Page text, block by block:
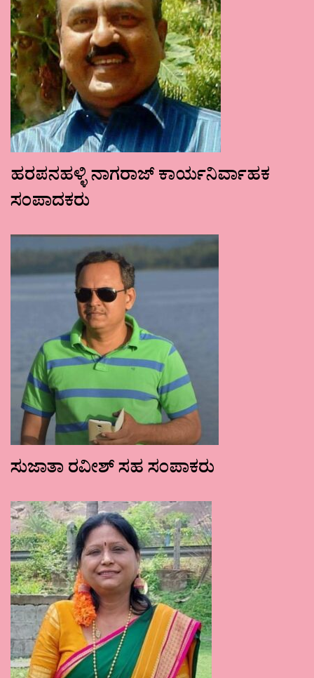
ಹರಪನಹಳ್ಳಿ ನಾಗರಾಜ್ ಕಾರ್ಯನಿರ್ವಾಹಕ
ಸಂಪಾದಕರು
ಸುಜಾತಾ ರವೀಶ್ ಸಹ ಸಂಪಾಕರು